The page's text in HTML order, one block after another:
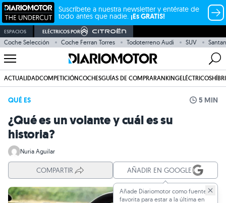
Suscríbete a nuestra newsletter y entérate de
todo antes que nadie. ¡Es GRATIS!
ESPACIOS ELÉCTRICOS POR
Coche Selección Coche Ferran Torres Todoterreno Audi SUV
ACTUALIDADCOMPETICIÓNCOCHESGUÍAS DE COMPRARANKINGELÉCTRICOS
QUÉ ES 5 MIN
¿Qué es un volante y cuál es su
historia?
Nuria Aguilar
COMPARTIR AÑADIR EN GOOGLE
Añade Diariomotor como fuente
favorita para estar a la última en